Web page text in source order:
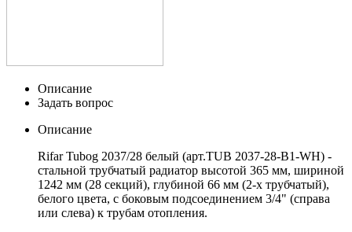
Описание
Задать вопрос
Описание
Rifar Tubog 2037/28 белый (арт.TUB 2037-28-B1-WH) -
стальной трубчатый радиатор высотой 365 мм, шириной
1242 мм (28 секций), глубиной 66 мм (2-х трубчатый),
белого цвета, с боковым подсоединением 3/4" (справа
или слева) к трубам отопления.